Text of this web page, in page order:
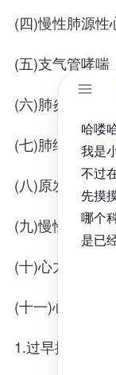
(四)慢性肺源性
(五)支气管哮喘
(六)肺炎(肺炎
(七)肺结核
(八)原发性支气
(九)慢性呼吸衰
(十)心力衰竭
(十一)心律失常
1.过早搏动